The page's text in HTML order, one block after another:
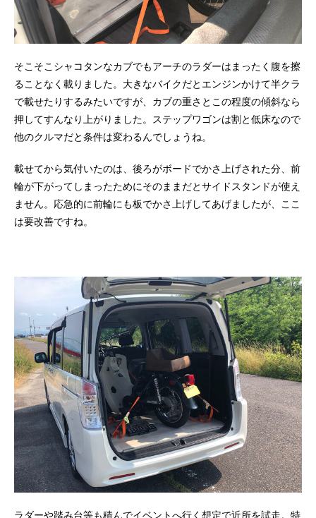
そこそこシャコタンなカブでもアーチのラダーはまったく腹を擦
ることなく載りました。大きなバイクだとエンジンかけて半クラ
で載せたりするみたいですが、カブの重さとこの程度の傾斜なら
押してすんなり上がりました。ステップワゴンは割と低床なので
他のクルマだと条件は変わるんでしょうね。
載せてから気付いたのは、後ろがボードでかさ上げされた分、前
輪が下がってしまったためにそのままだとサイドスタンドが使え
ません。応急的に前輪にも板でかさ上げしてあげましたが、ここ
は要改善ですね。
ラダーや踏み台等も積んでイベントへ行く想定で近所を試走。特